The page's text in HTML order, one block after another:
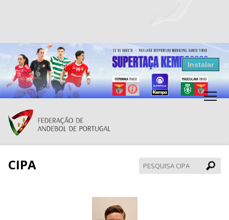
Resultados Andebol
Federação de Andebol de Portugal
Grátis - Disponivel na Play Store
Instalar
CIPA
CIPA